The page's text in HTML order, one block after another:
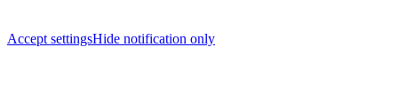
Accept settingsHide notification only